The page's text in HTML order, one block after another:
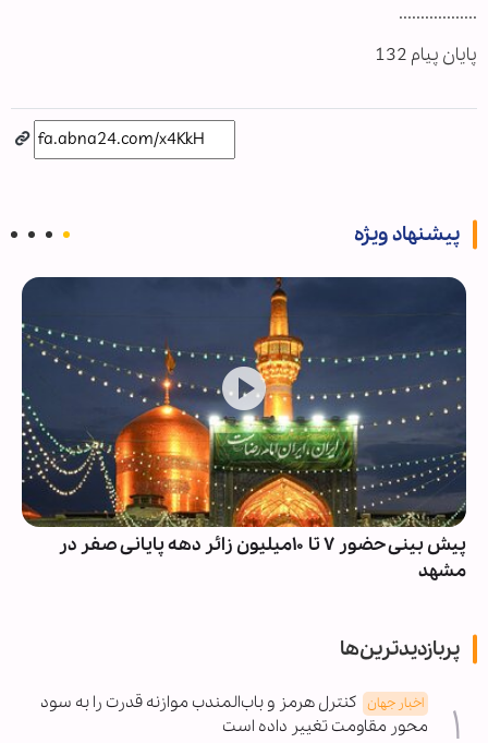
..................
پايان پيام 132
پیشنهاد ویژه
پیش بینی حضور ۷ تا ۱۰میلیون زائر دهه پایانی صفر در
مشهد
پربازدیدترین‌ها
اخبار جهان کنترل هرمز و باب‌المندب موازنه قدرت را به سود
محور مقاومت تغییر داده است